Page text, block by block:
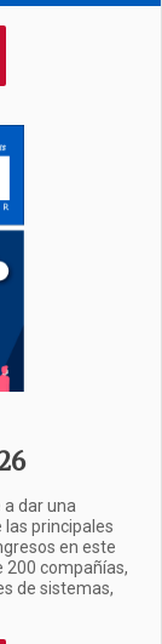
a dar una
principales
en este
200 compañías,
de sistemas,